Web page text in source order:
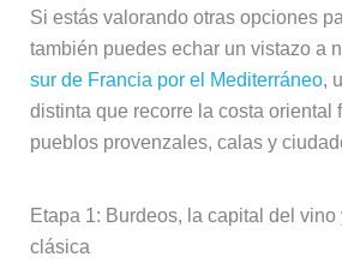
Si estás valorando otras opciones
también puedes echar un vistazo a
sur de Francia por el Mediterráneo,
distinta que recorre la costa oriental
pueblos provenzales, calas y
Etapa 1: Burdeos, la capital del
clásica